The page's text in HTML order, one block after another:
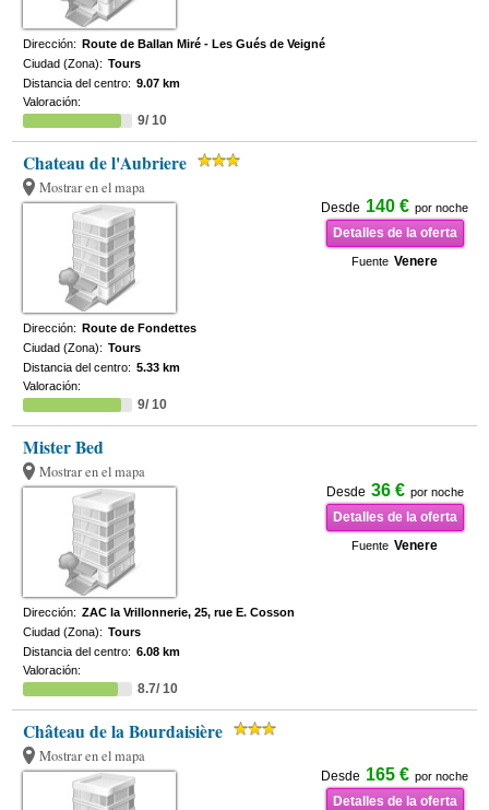
Dirección: Route de Ballan Miré - Les Gués de Veigné
Ciudad (Zona): Tours
Distancia del centro: 9.07 km
Valoración:
9/ 10
Chateau de l'Aubriere
Mostrar en el mapa
Desde 140 € por noche
Detalles de la oferta
Fuente Venere
Dirección: Route de Fondettes
Ciudad (Zona): Tours
Distancia del centro: 5.33 km
Valoración:
9/ 10
Mister Bed
Mostrar en el mapa
Desde 36 € por noche
Detalles de la oferta
Fuente Venere
Dirección: ZAC la Vrillonnerie, 25, rue E. Cosson
Ciudad (Zona): Tours
Distancia del centro: 6.08 km
Valoración:
8.7/ 10
Château de la Bourdaisière
Mostrar en el mapa
Desde 165 € por noche
Detalles de la oferta